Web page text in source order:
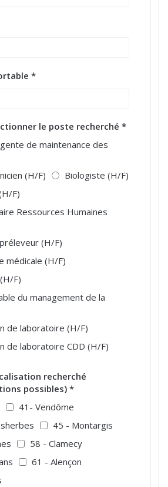
*
le poste recherché *
de maintenance des
(H/F)
Biologiste (H/F)
F)
Ressources Humaines
(H/F)
médicale (H/F)
F)
du management de la
de laboratoire (H/F)
de laboratoire CDD (H/F)
recherché
possibles) *
41- Vendôme
45 - Montargis
58 - Clamecy
61 - Alençon